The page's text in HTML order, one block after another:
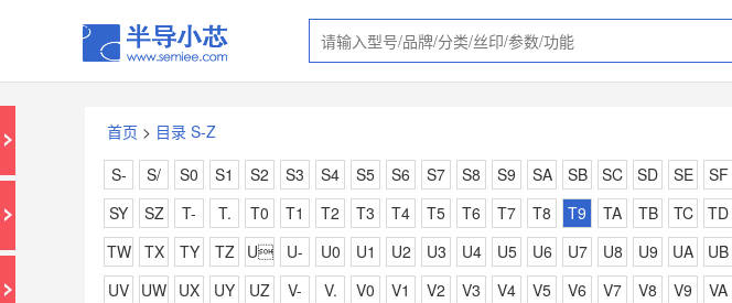
首页 > 目录 S-Z
S-
S/ S0 S1 S2 S3 S4 S5 S6 S7 S8 S9 SA SB SC SD SE SF
SY
SZ T- T. T0 T1 T2 T3 T4 T5 T6 T7 T8 T9 TA TB TC TD
TW
TX TY TZ U U- U0 U1 U2 U3 U4 U5 U6 U7 U8 U9 UA UB
UV UW UX UY UZ V- V. V0 V1 V2 V3 V4 V5 V6 V7 V8 V9 VA